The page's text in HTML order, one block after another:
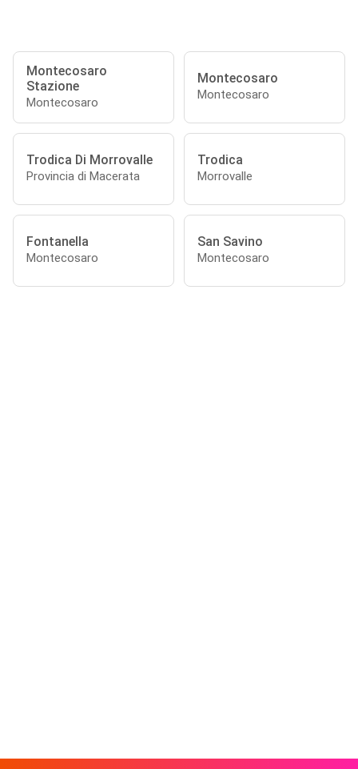
Montecosaro
Stazione
Montecosaro
Montecosaro
Montecosaro
Trodica Di Morrovalle
Provincia di Macerata
Trodica
Morrovalle
Fontanella
Montecosaro
San Savino
Montecosaro